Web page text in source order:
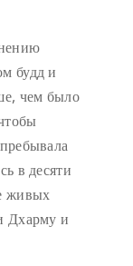
будд и
чем было
в десяти
живых
Дхарму и